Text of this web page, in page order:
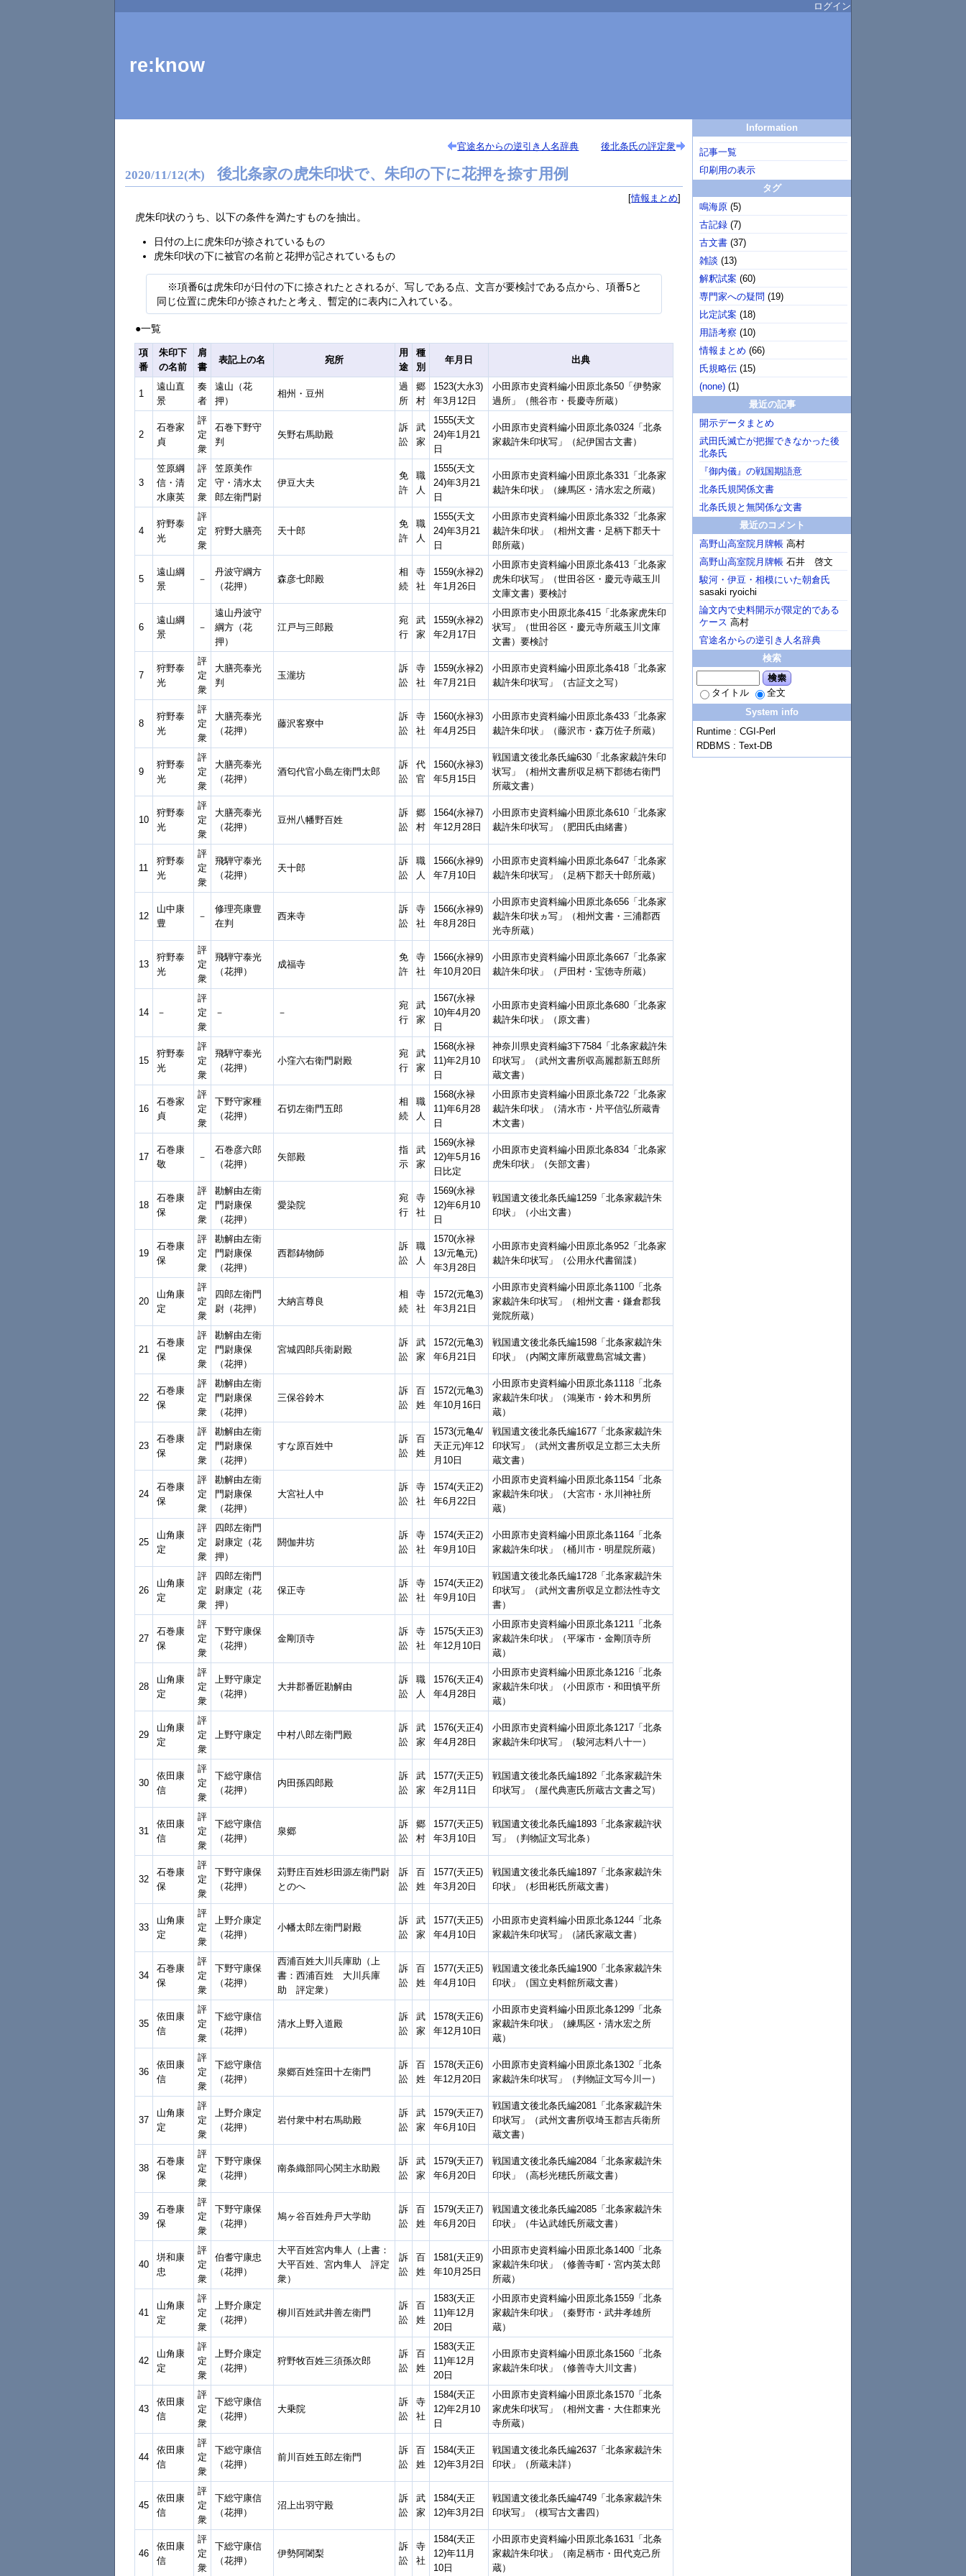
ログイン
re:know
官途名からの逆引き人名辞典 後北条氏の評定衆
2020/11/12(木) 後北条家の虎朱印状で、朱印の下に花押を捺す用例
情報まとめ
虎朱印状のうち、以下の条件を満たすものを抽出。
日付の上に虎朱印が捺されているもの
虎朱印状の下に被官の名前と花押が記されているもの
※項番6は虎朱印が日付の下に捺されたとされるが、写しである点、文言が要検討である点から、項番5と
同じ位置に虎朱印が捺されたと考え、暫定的に表内に入れている。
●一覧
項
番
朱印下
の名前
肩
書
表記上の名 宛所
用
途
種
別
年月日 出典
1
遠山直
景
奏
者
遠山（花
押）
相州・豆州
過
所
郷
村
1523(大永3)
年3月12日
小田原市史資料編小田原北条50「伊勢家
過所」（熊谷市・長慶寺所蔵）
2
石巻家
貞
評
定
衆
石巻下野守
判
矢野右馬助殿
訴
訟
武
家
1555(天文
24)年1月21
日
小田原市史資料編小田原北条0324「北条
家裁許朱印状写」（紀伊国古文書）
3
笠原綱
信・清
水康英
評
定
衆
笠原美作
守・清水太
郎左衛門尉
伊豆大夫
免
許
職
人
1555(天文
24)年3月21
日
小田原市史資料編小田原北条331「北条家
裁許朱印状」（練馬区・清水宏之所蔵）
4
狩野泰
光
評
定
衆
狩野大膳亮 天十郎
免
許
職
人
1555(天文
24)年3月21
日
小田原市史資料編小田原北条332「北条家
裁許朱印状」（相州文書・足柄下郡天十
郎所蔵）
5
遠山綱
景
－
丹波守綱方
（花押）
森彦七郎殿
相
続
寺
社
1559(永禄2)
年1月26日
小田原市史資料編小田原北条413「北条家
虎朱印状写」（世田谷区・慶元寺蔵玉川
文庫文書）要検討
6
遠山綱
景
－
遠山丹波守
綱方（花
押）
江戸与三郎殿
宛
行
武
家
1559(永禄2)
年2月17日
小田原市史小田原北条415「北条家虎朱印
状写」（世田谷区・慶元寺所蔵玉川文庫
文書）要検討
7
狩野泰
光
評
定
衆
大膳亮泰光
判
玉瀧坊
訴
訟
寺
社
1559(永禄2)
年7月21日
小田原市史資料編小田原北条418「北条家
裁許朱印状写」（古証文之写）
8
狩野泰
光
評
定
衆
大膳亮泰光
（花押）
藤沢客寮中
訴
訟
寺
社
1560(永禄3)
年4月25日
小田原市史資料編小田原北条433「北条家
裁許朱印状」（藤沢市・森万佐子所蔵）
9
狩野泰
光
評
定
衆
大膳亮泰光
（花押）
酒匂代官小島左衛門太郎
訴
訟
代
官
1560(永禄3)
年5月15日
戦国遺文後北条氏編630「北条家裁許朱印
状写」（相州文書所収足柄下郡徳右衛門
所蔵文書）
10
狩野泰
光
評
定
衆
大膳亮泰光
（花押）
豆州八幡野百姓
訴
訟
郷
村
1564(永禄7)
年12月28日
小田原市史資料編小田原北条610「北条家
裁許朱印状写」（肥田氏由緒書）
11
狩野泰
光
評
定
衆
飛騨守泰光
（花押）
天十郎
訴
訟
職
人
1566(永禄9)
年7月10日
小田原市史資料編小田原北条647「北条家
裁許朱印状写」（足柄下郡天十郎所蔵）
12
山中康
豊
－
修理亮康豊
在判
西来寺
訴
訟
寺
社
1566(永禄9)
年8月28日
小田原市史資料編小田原北条656「北条家
裁許朱印状ヵ写」（相州文書・三浦郡西
光寺所蔵）
13
狩野泰
光
評
定
衆
飛騨守泰光
（花押）
成福寺
免
許
寺
社
1566(永禄9)
年10月20日
小田原市史資料編小田原北条667「北条家
裁許朱印状」（戸田村・宝徳寺所蔵）
14 －
評
定
衆
－ －
宛
行
武
家
1567(永禄
10)年4月20
日
小田原市史資料編小田原北条680「北条家
裁許朱印状」（原文書）
15
狩野泰
光
評
定
衆
飛騨守泰光
（花押）
小窪六右衛門尉殿
宛
行
武
家
1568(永禄
11)年2月10
日
神奈川県史資料編3下7584「北条家裁許朱
印状写」（武州文書所収高麗郡新五郎所
蔵文書）
16
石巻家
貞
評
定
衆
下野守家種
（花押）
石切左衛門五郎
相
続
職
人
1568(永禄
11)年6月28
日
小田原市史資料編小田原北条722「北条家
裁許朱印状」（清水市・片平信弘所蔵青
木文書）
17
石巻康
敬
－
石巻彦六郎
（花押）
矢部殿
指
示
武
家
1569(永禄
12)年5月16
日比定
小田原市史資料編小田原北条834「北条家
虎朱印状」（矢部文書）
18
石巻康
保
評
定
衆
勘解由左衛
門尉康保
（花押）
愛染院
宛
行
寺
社
1569(永禄
12)年6月10
日
戦国遺文後北条氏編1259「北条家裁許朱
印状」（小出文書）
19
石巻康
保
評
定
衆
勘解由左衛
門尉康保
（花押）
西郡鋳物師
訴
訟
職
人
1570(永禄
13/元亀元)
年3月28日
小田原市史資料編小田原北条952「北条家
裁許朱印状写」（公用永代書留諜）
20
山角康
定
評
定
衆
四郎左衛門
尉（花押）
大納言尊良
相
続
寺
社
1572(元亀3)
年3月21日
小田原市史資料編小田原北条1100「北条
家裁許朱印状写」（相州文書・鎌倉郡我
覚院所蔵）
21
石巻康
保
評
定
衆
勘解由左衛
門尉康保
（花押）
宮城四郎兵衛尉殿
訴
訟
武
家
1572(元亀3)
年6月21日
戦国遺文後北条氏編1598「北条家裁許朱
印状」（内閣文庫所蔵豊島宮城文書）
22
石巻康
保
評
定
衆
勘解由左衛
門尉康保
（花押）
三保谷鈴木
訴
訟
百
姓
1572(元亀3)
年10月16日
小田原市史資料編小田原北条1118「北条
家裁許朱印状」（鴻巣市・鈴木和男所
蔵）
23
石巻康
保
評
定
衆
勘解由左衛
門尉康保
（花押）
すな原百姓中
訴
訟
百
姓
1573(元亀4/
天正元)年12
月10日
戦国遺文後北条氏編1677「北条家裁許朱
印状写」（武州文書所収足立郡三太夫所
蔵文書）
24
石巻康
保
評
定
衆
勘解由左衛
門尉康保
（花押）
大宮社人中
訴
訟
寺
社
1574(天正2)
年6月22日
小田原市史資料編小田原北条1154「北条
家裁許朱印状」（大宮市・氷川神社所
蔵）
25
山角康
定
評
定
衆
四郎左衛門
尉康定（花
押）
閼伽井坊
訴
訟
寺
社
1574(天正2)
年9月10日
小田原市史資料編小田原北条1164「北条
家裁許朱印状」（桶川市・明星院所蔵）
26
山角康
定
評
定
衆
四郎左衛門
尉康定（花
押）
保正寺
訴
訟
寺
社
1574(天正2)
年9月10日
戦国遺文後北条氏編1728「北条家裁許朱
印状写」（武州文書所収足立郡法性寺文
書）
27
石巻康
保
評
定
衆
下野守康保
（花押）
金剛頂寺
訴
訟
寺
社
1575(天正3)
年12月10日
小田原市史資料編小田原北条1211「北条
家裁許朱印状」（平塚市・金剛頂寺所
蔵）
28
山角康
定
評
定
衆
上野守康定
（花押）
大井郡番匠勘解由
訴
訟
職
人
1576(天正4)
年4月28日
小田原市史資料編小田原北条1216「北条
家裁許朱印状」（小田原市・和田慎平所
蔵）
29
山角康
定
評
定
衆
上野守康定 中村八郎左衛門殿
訴
訟
武
家
1576(天正4)
年4月28日
小田原市史資料編小田原北条1217「北条
家裁許朱印状写」（駿河志料八十一）
30
依田康
信
評
定
衆
下総守康信
（花押）
内田孫四郎殿
訴
訟
武
家
1577(天正5)
年2月11日
戦国遺文後北条氏編1892「北条家裁許朱
印状写」（屋代典憲氏所蔵古文書之写）
31
依田康
信
評
定
衆
下総守康信
（花押）
泉郷
訴
訟
郷
村
1577(天正5)
年3月10日
戦国遺文後北条氏編1893「北条家裁許状
写」（判物証文写北条）
32
石巻康
保
評
定
衆
下野守康保
（花押）
苅野庄百姓杉田源左衛門尉
とのへ
訴
訟
百
姓
1577(天正5)
年3月20日
戦国遺文後北条氏編1897「北条家裁許朱
印状」（杉田彬氏所蔵文書）
33
山角康
定
評
定
衆
上野介康定
（花押）
小幡太郎左衛門尉殿
訴
訟
武
家
1577(天正5)
年4月10日
小田原市史資料編小田原北条1244「北条
家裁許朱印状写」（諸氏家蔵文書）
34
石巻康
保
評
定
衆
下野守康保
（花押）
西浦百姓大川兵庫助（上
書：西浦百姓 大川兵庫
助 評定衆）
訴
訟
百
姓
1577(天正5)
年4月10日
戦国遺文後北条氏編1900「北条家裁許朱
印状」（国立史料館所蔵文書）
35
依田康
信
評
定
衆
下総守康信
（花押）
清水上野入道殿
訴
訟
武
家
1578(天正6)
年12月10日
小田原市史資料編小田原北条1299「北条
家裁許朱印状」（練馬区・清水宏之所
蔵）
36
依田康
信
評
定
衆
下総守康信
（花押）
泉郷百姓窪田十左衛門
訴
訟
百
姓
1578(天正6)
年12月20日
小田原市史資料編小田原北条1302「北条
家裁許朱印状写」（判物証文写今川一）
37
山角康
定
評
定
衆
上野介康定
（花押）
岩付衆中村右馬助殿
訴
訟
武
家
1579(天正7)
年6月10日
戦国遺文後北条氏編2081「北条家裁許朱
印状写」（武州文書所収埼玉郡吉兵衛所
蔵文書）
38
石巻康
保
評
定
衆
下野守康保
（花押）
南条織部同心関主水助殿
訴
訟
武
家
1579(天正7)
年6月20日
戦国遺文後北条氏編2084「北条家裁許朱
印状」（高杉光穂氏所蔵文書）
39
石巻康
保
評
定
衆
下野守康保
（花押）
鳩ヶ谷百姓舟戸大学助
訴
訟
百
姓
1579(天正7)
年6月20日
戦国遺文後北条氏編2085「北条家裁許朱
印状」（牛込武雄氏所蔵文書）
40
垪和康
忠
評
定
衆
伯耆守康忠
（花押）
大平百姓宮内隼人（上書：
大平百姓、宮内隼人 評定
衆）
訴
訟
百
姓
1581(天正9)
年10月25日
小田原市史資料編小田原北条1400「北条
家裁許朱印状」（修善寺町・宮内英太郎
所蔵）
41
山角康
定
評
定
衆
上野介康定
（花押）
柳川百姓武井善左衛門
訴
訟
百
姓
1583(天正
11)年12月
20日
小田原市史資料編小田原北条1559「北条
家裁許朱印状」（秦野市・武井孝雄所
蔵）
42
山角康
定
評
定
衆
上野介康定
（花押）
狩野牧百姓三須孫次郎
訴
訟
百
姓
1583(天正
11)年12月
20日
小田原市史資料編小田原北条1560「北条
家裁許朱印状」（修善寺大川文書）
43
依田康
信
評
定
衆
下総守康信
（花押）
大乗院
訴
訟
寺
社
1584(天正
12)年2月10
日
小田原市史資料編小田原北条1570「北条
家虎朱印状写」（相州文書・大住郡東光
寺所蔵）
44
依田康
信
評
定
衆
下総守康信
（花押）
前川百姓五郎左衛門
訴
訟
百
姓
1584(天正
12)年3月2日
戦国遺文後北条氏編2637「北条家裁許朱
印状」（所蔵未詳）
45
依田康
信
評
定
衆
下総守康信
（花押）
沼上出羽守殿
訴
訟
武
家
1584(天正
12)年3月2日
戦国遺文後北条氏編4749「北条家裁許朱
印状写」（模写古文書四）
46
依田康
信
評
定
衆
下総守康信
（花押）
伊勢阿闍梨
訴
訟
寺
社
1584(天正
12)年11月
10日
小田原市史資料編小田原北条1631「北条
家裁許朱印状」（南足柄市・田代克己所
蔵）
Information
記事一覧
印刷用の表示
タグ
鳴海原 (5)
古記録 (7)
古文書 (37)
雑談 (13)
解釈試案 (60)
専門家への疑問 (19)
比定試案 (18)
用語考察 (10)
情報まとめ (66)
氏規略伝 (15)
(none) (1)
最近の記事
開示データまとめ
武田氏滅亡が把握できなかった後
北条氏
『御内儀』の戦国期語意
北条氏規関係文書
北条氏規と無関係な文書
最近のコメント
高野山高室院月牌帳 高村
高野山高室院月牌帳 石井 啓文
駿河・伊豆・相模にいた朝倉氏
sasaki ryoichi
論文内で史料開示が限定的である
ケース 高村
官途名からの逆引き人名辞典
検索
検索
タイトル
全文
System info
Runtime : CGI-Perl
RDBMS : Text-DB